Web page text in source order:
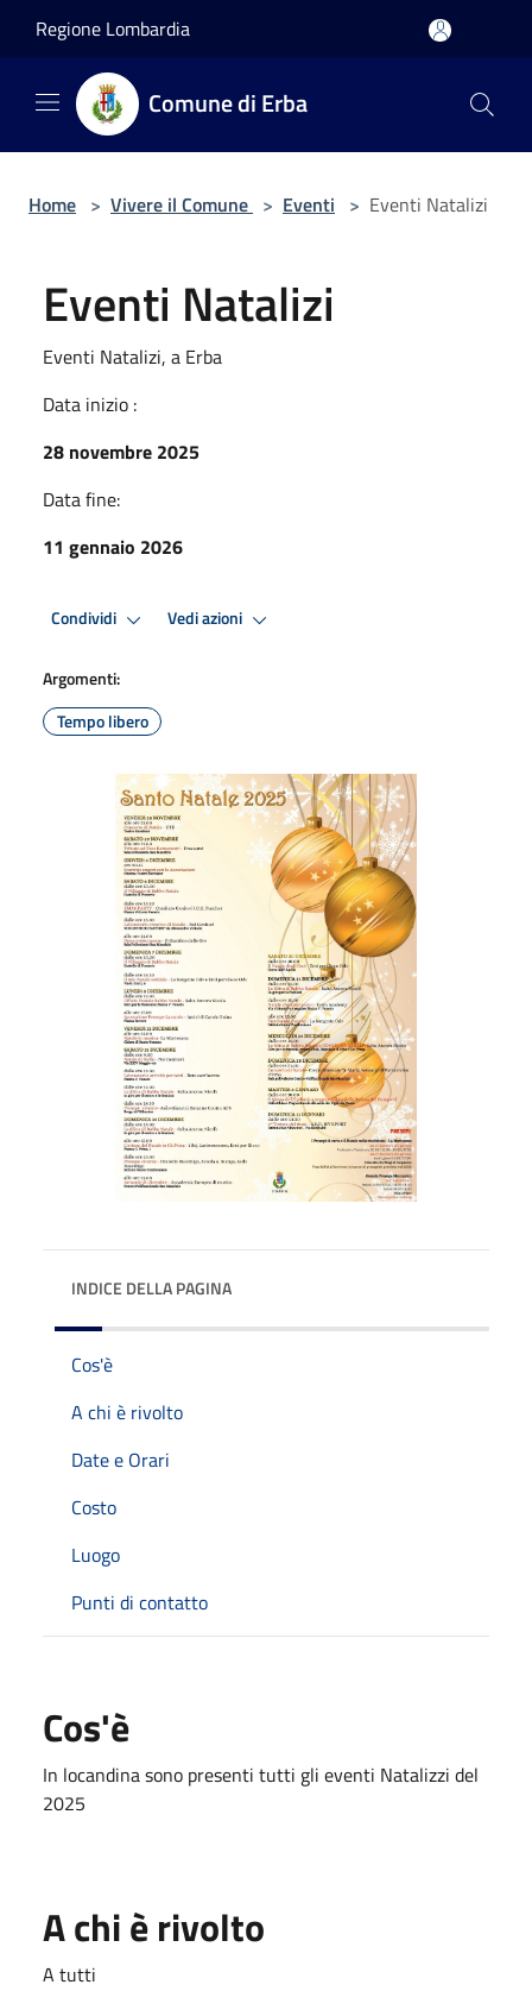
Regione Lombardia
Comune di Erba
Home > Vivere il Comune > Eventi > Eventi Natalizi
Eventi Natalizi
Eventi Natalizi, a Erba
Data inizio :
28 novembre 2025
Data fine:
11 gennaio 2026
Condividi Vedi azioni
Argomenti:
Tempo libero
INDICE DELLA PAGINA
Cos'è
A chi è rivolto
Date e Orari
Costo
Luogo
Punti di contatto
Cos'è
In locandina sono presenti tutti gli eventi Natalizzi del
2025
A chi è rivolto
A tutti